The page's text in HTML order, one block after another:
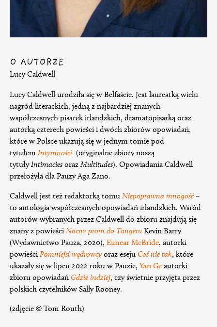
O AUTORZE
Lucy Caldwell
Lucy Caldwell urodziła się w Belfaście. Jest laureatką wielu
nagród literackich, jedną z najbardziej znanych
współczesnych pisarek irlandzkich, dramatopisarką oraz
autorką czterech powieści i dwóch zbiorów opowiadań,
które w Polsce ukazują się w jednym tomie pod
tytułem Intymności (oryginalne zbiory noszą
tytułyIntimacies oraz Multitudes). Opowiadania Caldwell
przełożyła dla Pauzy Aga Zano.
Caldwell jest też redaktorką tomu Niepoprawna mnogość –
to antologia współczesnych opowiadań irlandzkich. Wśród
autorów wybranych przez Caldwell do zbioru znajdują się
znany z powieściNocny prom do Tangeru Kevin Barry
(Wydawnictwo Pauza, 2020), Eimear McBride, autorki
powieściPomniejsi wędrowcy oraz eseju Coś nie tak, które
ukazały się w lipcu 2022 roku w Pauzie, Yan Ge autorki
zbioru opowiadań Gdzie indziej, czy świetnie przyjęta przez
polskich czytelników Sally Rooney.
(zdjęcie © Tom Routh)